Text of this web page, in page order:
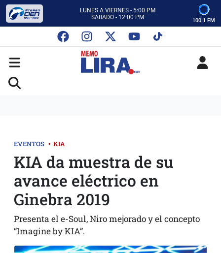
ESCUCHA AUTOS AL CIEN
CON MEMO LIRA Y SU EQUIPO
SABADO - 12:00 PM
ESCUCHA AUTOS AL CIEN
CON MEMO LIRA Y SU EQUIPO
LUNES A VIERNES - 5:00 PM
SABADO - 12:00 PM
100.1 FM
EVENTOS • KIA
KIA da muestra de su
avance eléctrico en
Ginebra 2019
Presenta el e-Soul, Niro mejorado y el concepto
“Imagine by KIA”.